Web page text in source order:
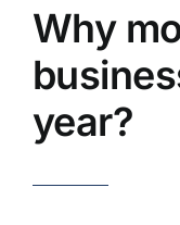
Why
year?